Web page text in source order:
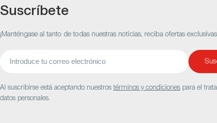
Suscríbete
¡Manténgase al tanto de todas nuestras noticias, reciba ofertas
Al suscribirse está aceptando nuestrostérminos y condiciones para el
datos personales.